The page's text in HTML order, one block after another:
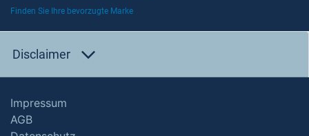
Finden Sie Ihre bevorzugte Marke
Disclaimer
Impressum
AGB